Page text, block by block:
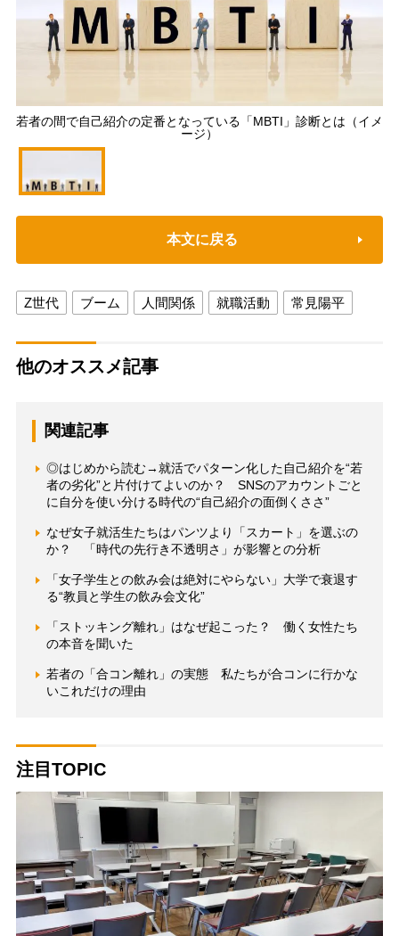
若者の間で自己紹介の定番となっている「MBTI」診断とは（イメ
ージ）
本文に戻る
Z世代 ブーム 人間関係 就職活動 常見陽平
他のオススメ記事
関連記事
◎はじめから読む→就活でパターン化した自己紹介を“若
者の劣化”と片付けてよいのか？ SNSのアカウントごと
に自分を使い分ける時代の“自己紹介の面倒くささ”
なぜ女子就活生たちはパンツより「スカート」を選ぶの
か？ 「時代の先行き不透明さ」が影響との分析
「女子学生との飲み会は絶対にやらない」大学で衰退す
る“教員と学生の飲み会文化”
「ストッキング離れ」はなぜ起こった？ 働く女性たち
の本音を聞いた
若者の「合コン離れ」の実態 私たちが合コンに行かな
いこれだけの理由
注目TOPIC